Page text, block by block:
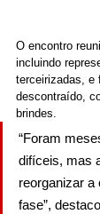
O encontro
incluindo
terceirizadas, e
descontraído,
brindes.
“Foram
difíceis, mas
reorganizar a
fase”,